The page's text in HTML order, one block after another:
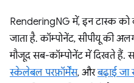
RenderingNG में, इन टास्क
जाता है. कॉम्पोनेंट, सीपीयू की
मौजूद सब-कॉम्पोनेंट में दिखते हैं.
स्केलेबल परफ़ॉर्मेंस, औरबढ़ाई जा